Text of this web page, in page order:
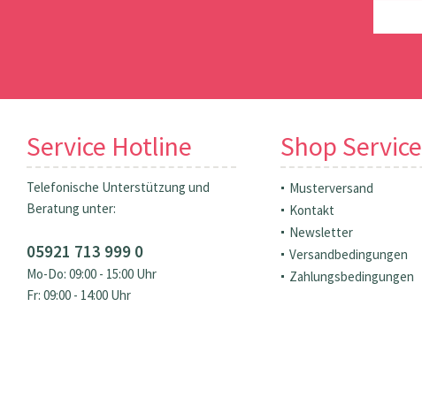
Service Hotline
Telefonische Unterstützung und
Beratung unter:
05921 713 999 0
Mo-Do: 09:00 - 15:00 Uhr
Fr: 09:00 - 14:00 Uhr
Shop Service
Musterversand
Kontakt
Newsletter
Versandbedingungen
Zahlungsbedingungen